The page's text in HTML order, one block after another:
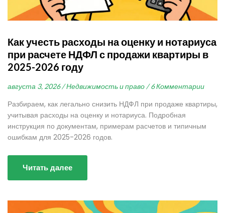
Как учесть расходы на оценку и нотариуса
при расчете НДФЛ с продажи квартиры в
2025-2026 году
августа 3, 2026 / Недвижимость и право / 6 Комментарии
Разбираем, как легально снизить НДФЛ при продаже квартиры,
учитывая расходы на оценку и нотариуса. Подробная
инструкция по документам, примерам расчетов и типичным
ошибкам для 2025-2026 годов.
Читать далее